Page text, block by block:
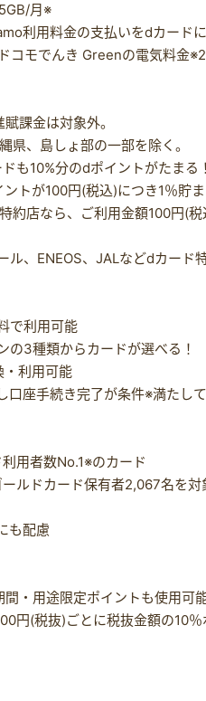
月※
利用料金の支払いをdカード
コモでんき Greenの電気料金
課金は対象外。
県、島しょ部の一部を除く。
も10%分のdポイントがたまる！
トが100円(税込)につき1％貯ま
店なら、ご利用金額100円(税
、ENEOS、JALなどdカード
で利用可能
3種類からカードが選べる！
利用可能
座手続き完了が条件※満たし
用者数No.1※のカード
ルドカード保有者2,067名を対
も配慮
・用途限定ポイントも使用可
円(税抜)ごとに税抜金額の10％